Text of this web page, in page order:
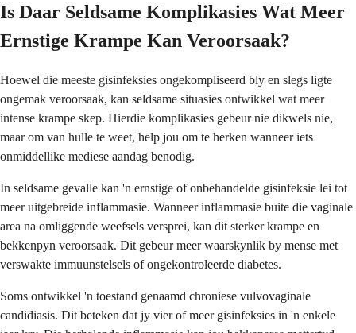
Is Daar Seldsame Komplikasies Wat Meer
Ernstige Krampe Kan Veroorsaak?
Hoewel die meeste gisinfeksies ongekompliseerd bly en slegs ligte
ongemak veroorsaak, kan seldsame situasies ontwikkel wat meer
intense krampe skep. Hierdie komplikasies gebeur nie dikwels nie,
maar om van hulle te weet, help jou om te herken wanneer iets
onmiddellike mediese aandag benodig.
In seldsame gevalle kan 'n ernstige of onbehandelde gisinfeksie lei tot
meer uitgebreide inflammasie. Wanneer inflammasie buite die vaginale
area na omliggende weefsels versprei, kan dit sterker krampe en
bekkenpyn veroorsaak. Dit gebeur meer waarskynlik by mense met
verswakte immuunstelsels of ongekontroleerde diabetes.
Soms ontwikkel 'n toestand genaamd chroniese vulvovaginale
candidiasis. Dit beteken dat jy vier of meer gisinfeksies in 'n enkele